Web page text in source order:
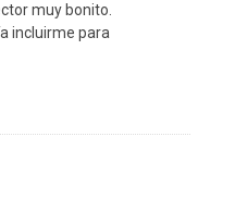
muy bonito.
incluirme para